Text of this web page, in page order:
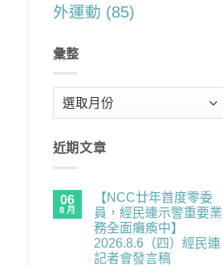
外運動 (85)
彙整
近期文章
06
8 月
【NCC廿年首度零委
員，經民連示警重要業
務全面癱瘓中】
2026.8.6（四）經民連
記者會發言稿